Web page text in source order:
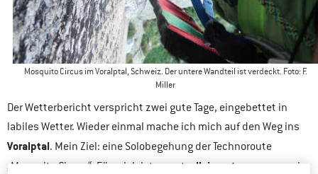
Mosquito Circus im Voralptal, Schweiz. Der untere Wandteil ist verdeckt. Foto: F.
Miller
Der Wetterbericht verspricht zwei gute Tage, eingebettet in
labiles Wetter. Wieder einmal mache ich mich auf den Weg ins
Voralptal. Mein Ziel: eine Solobegehung der Technoroute
„Mosquito Circus“. Für mich ist es gut,
allein unterwegs
zu sein.